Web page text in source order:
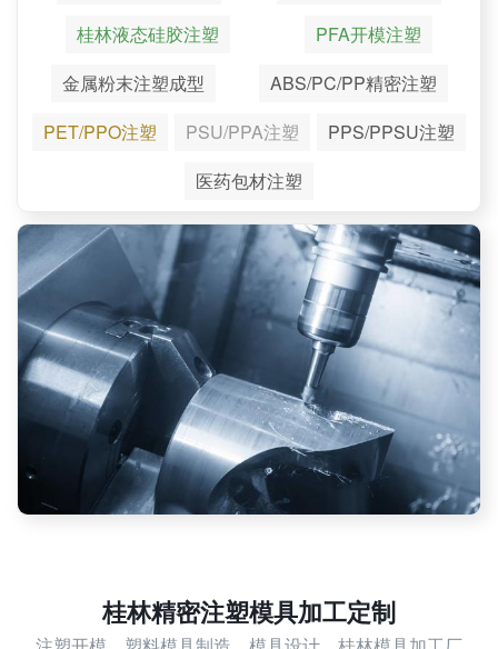
桂林液态硅胶注塑
PFA开模注塑
金属粉末注塑成型
ABS/PC/PP精密注塑
PET/PPO注塑
PSU/PPA注塑
PPS/PPSU注塑
医药包材注塑
桂林精密注塑模具加工定制